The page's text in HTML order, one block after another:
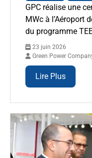
GPC réalise une
MWc à l’Aéroport
du programme
23 juin 2026
Green Power
Lire Plus